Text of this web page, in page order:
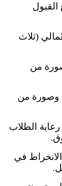
(ثلاث
من
وصورة من
الطلاب
في